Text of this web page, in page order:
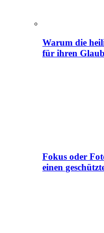
Warum die
für ihren
Fokus oder
einen